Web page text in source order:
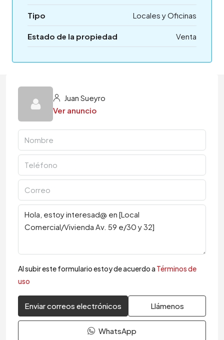
Tipo Locales y Oficinas
Estado de la propiedad Venta
Juan Sueyro
Ver anuncio
Al subir este formulario estoy de acuerdo a Términos de
uso
Enviar correos electrónicos Llámenos
WhatsApp